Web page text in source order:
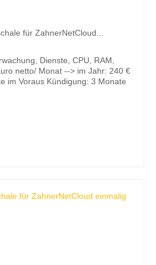
für ZahnerNetCloud...
Dienste, CPU, RAM,
netto/ Monat --> im Jahr: 240 €
im Voraus Kündigung: 3 Monate